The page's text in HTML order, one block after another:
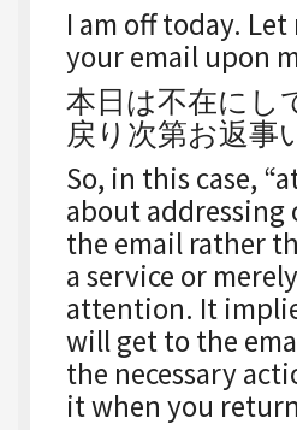
I am off today.
your email upon
本日は不在にし
戻り次第お返事
So, in this case,
about
the email rather
a service or
attention. It
will get to the
the necessary
it when you